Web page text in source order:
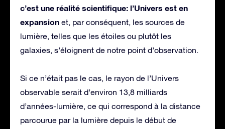
c’est une réalité scientifique: l’Univers est en
expansion et, par conséquent, les sources de
lumière, telles que les étoiles ou plutôt les
galaxies, s’éloignent de notre point d’observation.
Si ce n’était pas le cas, le rayon de l’Univers
observable serait d’environ 13,8 milliards
d’années-lumière, ce qui correspond à la distance
parcourue par la lumière depuis le début de